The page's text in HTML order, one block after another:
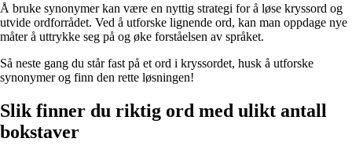
Å bruke synonymer kan være en nyttig strategi for å løse kryssord og
utvide ordforrådet. Ved å utforske lignende ord, kan man oppdage nye
måter å uttrykke seg på og øke forståelsen av språket.
Så neste gang du står fast på et ord i kryssordet, husk å utforske
synonymer og finn den rette løsningen!
Slik finner du riktig ord med ulikt antall
bokstaver